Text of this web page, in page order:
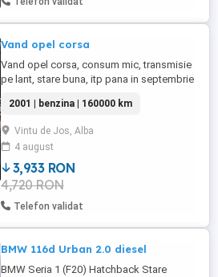
Vand opel corsa
Vand opel corsa, consum mic, transmisie
pe lant, stare buna, itp pana in septembrie
2001 | benzina | 160000 km
Vintu de Jos, Alba
4 august
3,933 RON
4,720 RON
Telefon validat
BMW 116d Urban 2.0 diesel
BMW Seria 1 (F20) Hatchback Stare